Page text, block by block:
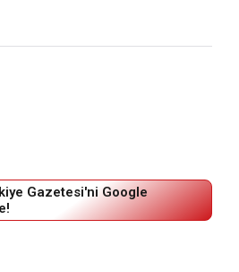
Gazetesi'ni Google